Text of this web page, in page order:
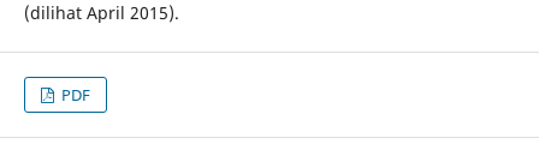
(dilihat April 2015).
PDF